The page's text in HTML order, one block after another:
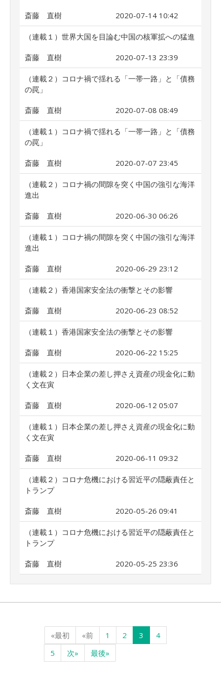
斎藤 直樹 2020-07-14 10:42
（連載１）世界大国を目論む中国の核軍拡への猛進
斎藤 直樹 2020-07-13 23:39
（連載２）コロナ禍で揺れる「一帯一路」と「債務
の罠」
斎藤 直樹 2020-07-08 08:49
（連載１）コロナ禍で揺れる「一帯一路」と「債務
の罠」
斎藤 直樹 2020-07-07 23:45
（連載２）コロナ禍の間隙を突く中国の強引な海洋
進出
斎藤 直樹 2020-06-30 06:26
（連載１）コロナ禍の間隙を突く中国の強引な海洋
進出
斎藤 直樹 2020-06-29 23:12
（連載２）香港国家安全法の衝撃とその影響
斎藤 直樹 2020-06-23 08:52
（連載１）香港国家安全法の衝撃とその影響
斎藤 直樹 2020-06-22 15:25
（連載２）日本企業の差し押さえ資産の現金化に動
く文在寅
斎藤 直樹 2020-06-12 05:07
（連載１）日本企業の差し押さえ資産の現金化に動
く文在寅
斎藤 直樹 2020-06-11 09:32
（連載２）コロナ危機における習近平の隠蔽責任と
トランプ
斎藤 直樹 2020-05-26 09:41
（連載１）コロナ危機における習近平の隠蔽責任と
トランプ
斎藤 直樹 2020-05-25 23:36
«最初 «前 1 2 3
4
5
次» 最後»